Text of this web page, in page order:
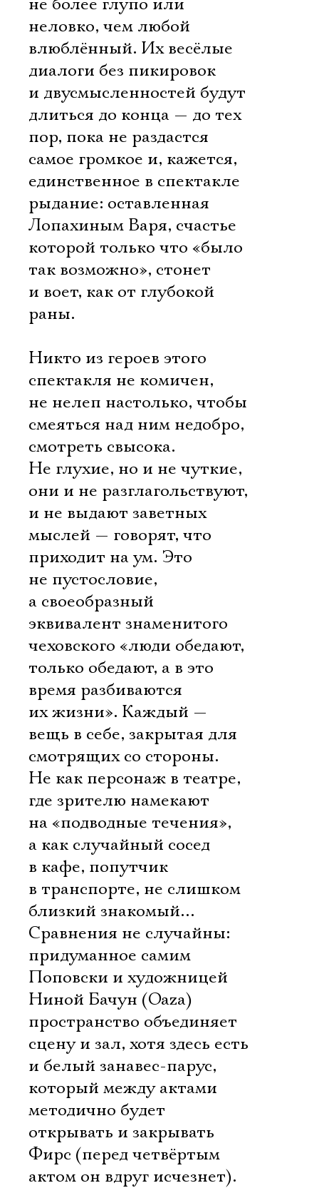
не более глупо или
неловко, чем любой
влюблённый. Их весёлые
диалоги без пикировок
и двусмысленностей будут
длиться до конца — до тех
пор, пока не раздастся
самое громкое и, кажется,
единственное в спектакле
рыдание: оставленная
Лопахиным Варя, счастье
которой только что «было
так возможно», стонет
и воет, как от глубокой
раны.
Никто из героев этого
спектакля не комичен,
не нелеп настолько, чтобы
смеяться над ним недобро,
смотреть свысока.
Не глухие, но и не чуткие,
они и не разглагольствуют,
и не выдают заветных
мыслей — говорят, что
приходит на ум. Это
не пустословие,
а своеобразный
эквивалент знаменитого
чеховского «люди обедают,
только обедают, а в это
время разбиваются
их жизни». Каждый —
вещь в себе, закрытая для
смотрящих со стороны.
Не как персонаж в театре,
где зрителю намекают
на «подводные течения»,
а как случайный сосед
в кафе, попутчик
в транспорте, не слишком
близкий знакомый…
Сравнения не случайны:
придуманное самим
Поповски и художницей
Ниной Бачун (Oaza)
пространство объединяет
сцену и зал, хотя здесь есть
и белый занавес-парус,
который между актами
методично будет
открывать и закрывать
Фирс (перед четвёртым
актом он вдруг исчезнет).
Ознакомиться